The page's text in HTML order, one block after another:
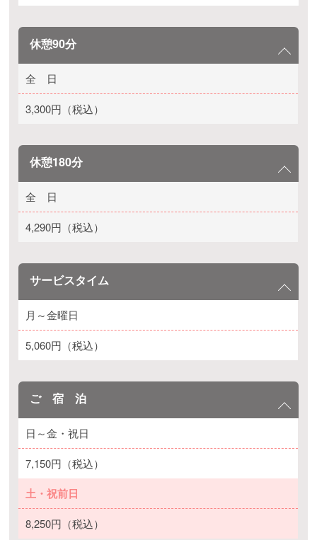
休憩90分
全 日
3,300円（税込）
休憩180分
全 日
4,290円（税込）
サービスタイム
月～金曜日
5,060円（税込）
ご 宿 泊
日～金・祝日
7,150円（税込）
土・祝前日
8,250円（税込）